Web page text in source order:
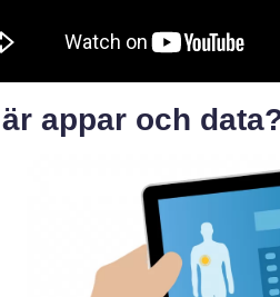
appar och